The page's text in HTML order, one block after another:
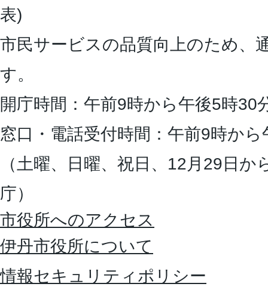
表)
市民サービスの品質向上のため、
す。
開庁時間：午前9時から午後5時30
窓口・電話受付時間：午前9時か
（土曜、日曜、祝日、12月29日
庁）
市役所へのアクセス
伊丹市役所について
情報セキュリティポリシー